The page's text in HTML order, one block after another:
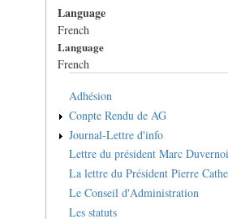
Language
French
Language
French
Adhésion
Conpte Rendu de AG
Journal-Lettre d'info
Lettre du président Marc
La lettre du Président Pierre
Le Conseil d'Administration
Les statuts